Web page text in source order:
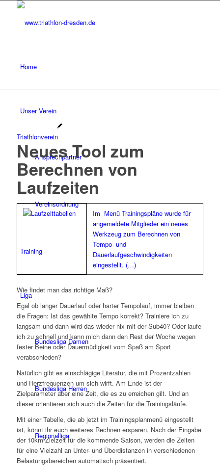
Home
Unser Verein
Ansprechpartner
Vereinsordnung
Training
Liga
Bundesliga Damen
Bundesliga Herren
Regionalliga
Triathlonverein
Neues Tool zum
Berechnen von
Laufzeiten
Im Menü Trainingspläne wurde für
angemeldete Mitglieder ein neues
Werkzeug zum Berechnen von
Tempo- und
Dauerlaufgeschwindigkeiten
eingestellt. (…)
Wie findet man das richtige Maß?
Egal ob langer Dauerlauf oder harter Tempolauf, immer bleiben
die Fragen: Ist das gewählte Tempo korrekt? Trainiere ich zu
langsam und dann wird das wieder nix mit der Sub40? Oder laufe
ich zu schnell und kann mich dann den Rest der Woche wegen
fester Beine oder Dauermüdigkeit vom Spaß am Sport
verabschieden?
Natürlich gibt es einschlägige Literatur, die mit Prozentzahlen
und Herzfrequenzen um sich wirft. Am Ende ist der
Zielparameter aber eine Zeit, die es zu erreichen gilt. Und an
dieser orientieren sich auch die Zeiten für die Trainingsläufe.
Mit einer Tabelle, die ab jetzt im Trainingsplanmenü eingestellt
ist, könnt ihr euch weiteres Rechnen ersparen. Nach der Eingabe
der 10km-Zielzeit für die kommende Saison, werden die Zeiten
für eine Vielzahl an Unter- und Überdistanzen in verschiedenen
Belastungsbereichen automatisch präsentiert.